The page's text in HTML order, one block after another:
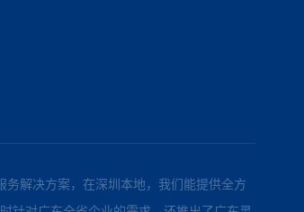
解决方案，在深圳本地，我们能提供全方